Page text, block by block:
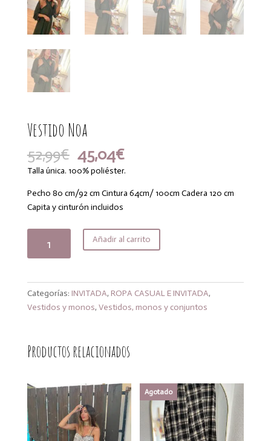
Vestido Noa
52,99€ El
precio
original
era:
52,99€.
45,04€El
precio
es:
Talla única. 100% poliéster.
Pecho 80 cm/92 cm Cintura 64cm/ 100cm Cadera 120 cm
Capita y cinturón incluidos
Añadir al carrito
Categorías: INVITADA, ROPA CASUAL E INVITADA,
Vestidos y monos, Vestidos, monos y conjuntos
Productos relacionados